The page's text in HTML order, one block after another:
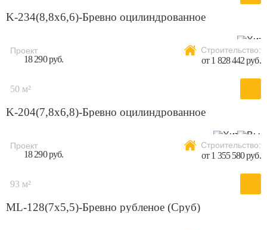
K-234(8,8x6,6)-Бревно оцилиндрованное
Проект
18 290 руб.
Строительство:
от 1 828 442 руб.
50 м²
K-204(7,8х6,8)-Бревно оцилиндрованное
Проект
18 290 руб.
Строительство:
от 1 355 580 руб.
93 м²
ML-128(7х5,5)-Бревно рубленое (Сруб)